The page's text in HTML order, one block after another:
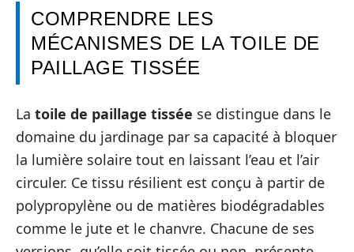
COMPRENDRE LES
MÉCANISMES DE LA TOILE DE
PAILLAGE TISSÉE
La toile de paillage tissée se distingue dans le
domaine du jardinage par sa capacité à bloquer
la lumière solaire tout en laissant l’eau et l’air
circuler. Ce tissu résilient est conçu à partir de
polypropylène ou de matières biodégradables
comme le jute et le chanvre. Chacune de ses